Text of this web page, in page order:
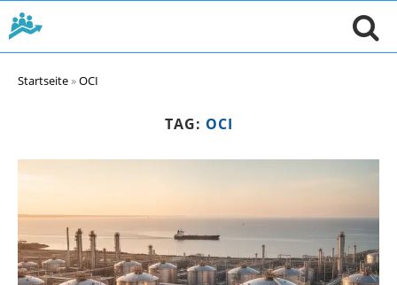
Startseite»OCI
TAG: OCI